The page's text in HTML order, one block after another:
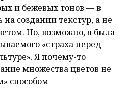
и бежевых тонов — в
на создании текстур, а не
Но, возможно, я была
«страха перед
Я почему-то
множества цветов не
способом